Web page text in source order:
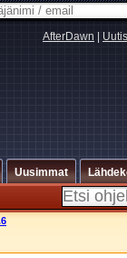
AfterDawn
Uusimmat